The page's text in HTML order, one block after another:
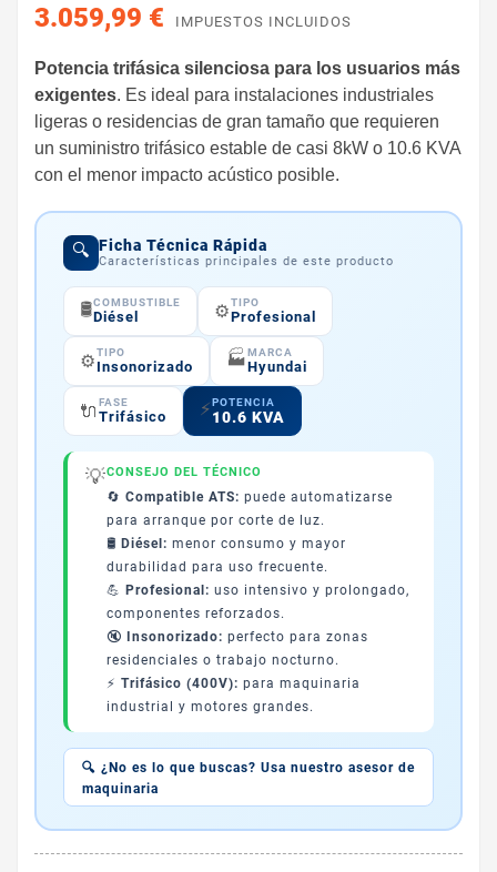
3.059,99 € IMPUESTOS INCLUIDOS
Potencia trifásica silenciosa para los usuarios más
exigentes. Es ideal para instalaciones industriales
ligeras o residencias de gran tamaño que requieren
un suministro trifásico estable de casi 8kW o 10.6 KVA
con el menor impacto acústico posible.
🔍 Ficha Técnica Rápida
Características principales de este producto
🛢️COMBUSTIBLE
Diésel ⚙️TIPO
Profesional
⚙️TIPO
Insonorizado 🏭MARCA
Hyundai
🔌 FASE
Trifásico ⚡POTENCIA
10.6 KVA
💡CONSEJO DEL TÉCNICO
🔄 Compatible ATS: puede automatizarse
para arranque por corte de luz.
🛢️ Diésel: menor consumo y mayor
durabilidad para uso frecuente.
💪 Profesional: uso intensivo y prolongado,
componentes reforzados.
🔇 Insonorizado: perfecto para zonas
residenciales o trabajo nocturno.
⚡ Trifásico (400V): para maquinaria
industrial y motores grandes.
🔍 ¿No es lo que buscas? Usa nuestro asesor de
maquinaria